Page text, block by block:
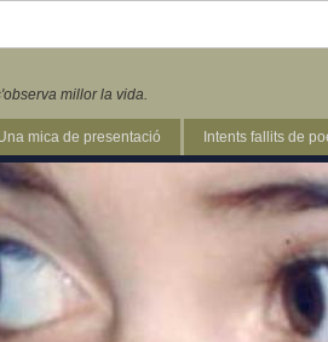
millor la vida.
mica de presentació Intents fallits de